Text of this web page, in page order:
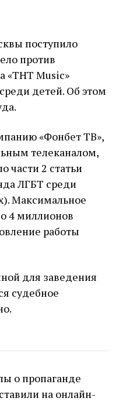
поступило
против
«ТНТ Music»
детей. Об этом
«Фонбет ТВ»,
телеканалом,
части 2 статьи
ЛГБТ среди
Максимальное
4 миллионов
работы
для заведения
судебное
о пропаганде
на онлайн-